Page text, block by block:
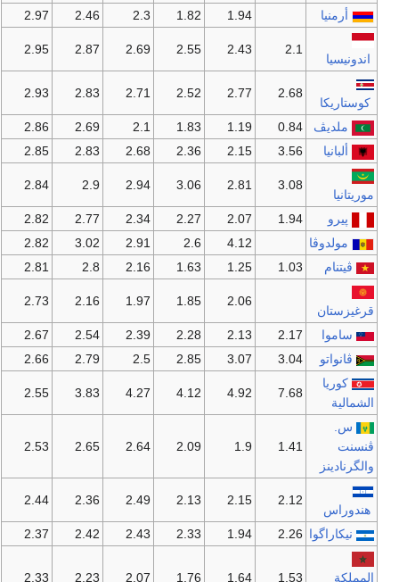
أرمنيا
1.94
1.82
2.3
2.46
2.97
اندونيسيا
2.1
2.43
2.55
2.69
2.87
2.95
كوستاريكا
2.68
2.77
2.52
2.71
2.83
2.93
ملديڤ 0.84
1.19
1.83
2.1
2.69
2.86
ألبانيا
3.56
2.15
2.36
2.68
2.83
2.85
موريتانيا
3.08
2.81
3.06
2.94
2.9
2.84
پيرو 1.94
2.07
2.27
2.34
2.77
2.82
مولدوڤا
4.12
2.6
2.91
3.02
2.82
ڤيتنام
1.03
1.25
1.63
2.16
2.8
2.81
قرغيزستان
2.06
1.85
1.97
2.16
2.73
ساموا 2.17
2.13
2.28
2.39
2.54
2.67
ڤانواتو
3.04
3.07
2.85
2.5
2.79
2.66
كوريا
الشمالية
7.68
4.92
4.12
4.27
3.83
2.55
س.
ڤنسنت
والگرنادينز
1.41
1.9
2.09
2.64
2.65
2.53
هندوراس
2.12
2.15
2.13
2.49
2.36
2.44
نيكاراگوا 2.26
1.94
2.33
2.43
2.42
2.37
المملكة
1.53
1.64
1.76
2.07
2.23
2.33